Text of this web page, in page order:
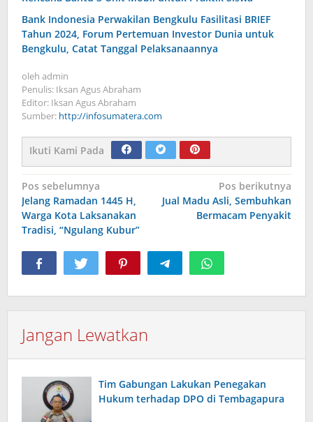
Bank Indonesia Perwakilan Bengkulu Fasilitasi BRIEF
Tahun 2024, Forum Pertemuan Investor Dunia untuk
Bengkulu, Catat Tanggal Pelaksanaannya
oleh admin
Penulis: Iksan Agus Abraham
Editor: Iksan Agus Abraham
Sumber: http://infosumatera.com
Ikuti Kami Pada
Navigasi
pos
Pos sebelumnya
Jelang Ramadan 1445 H,
Warga Kota Laksanakan
Tradisi, “Ngulang Kubur”
Pos berikutnya
Jual Madu Asli, Sembuhkan
Bermacam Penyakit
Jangan Lewatkan
Tim Gabungan Lakukan Penegakan
Hukum terhadap DPO di Tembagapura